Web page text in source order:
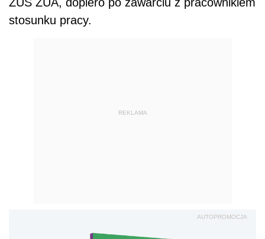
stosunku pracy.
REKLAMA
AUTOPROMOCJA